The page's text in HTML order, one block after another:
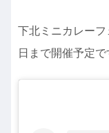
下北ミニカレー
日まで開催予定で